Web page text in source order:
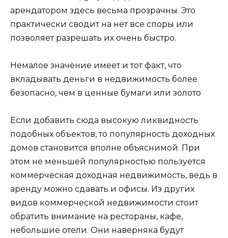
арендатором здесь весьма прозрачны. Это
практически сводит на нет все споры или
позволяет разрешать их очень быстро.
Немалое значение имеет и тот факт, что
вкладывать деньги в недвижимость более
безопасно, чем в ценные бумаги или золото
Если добавить сюда высокую ликвидность
подобных объектов, то популярность доходных
домов становится вполне объяснимой. При
этом не меньшей популярностью пользуется
коммерческая доходная недвижимость, ведь в
аренду можно сдавать и офисы. Из других
видов коммерческой недвижимости стоит
обратить внимание на рестораны, кафе,
небольшие отели. Они наверняка будут